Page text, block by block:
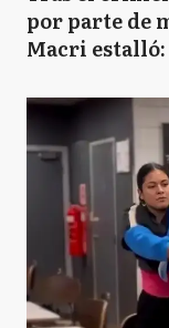
por parte de
Macri estalló: